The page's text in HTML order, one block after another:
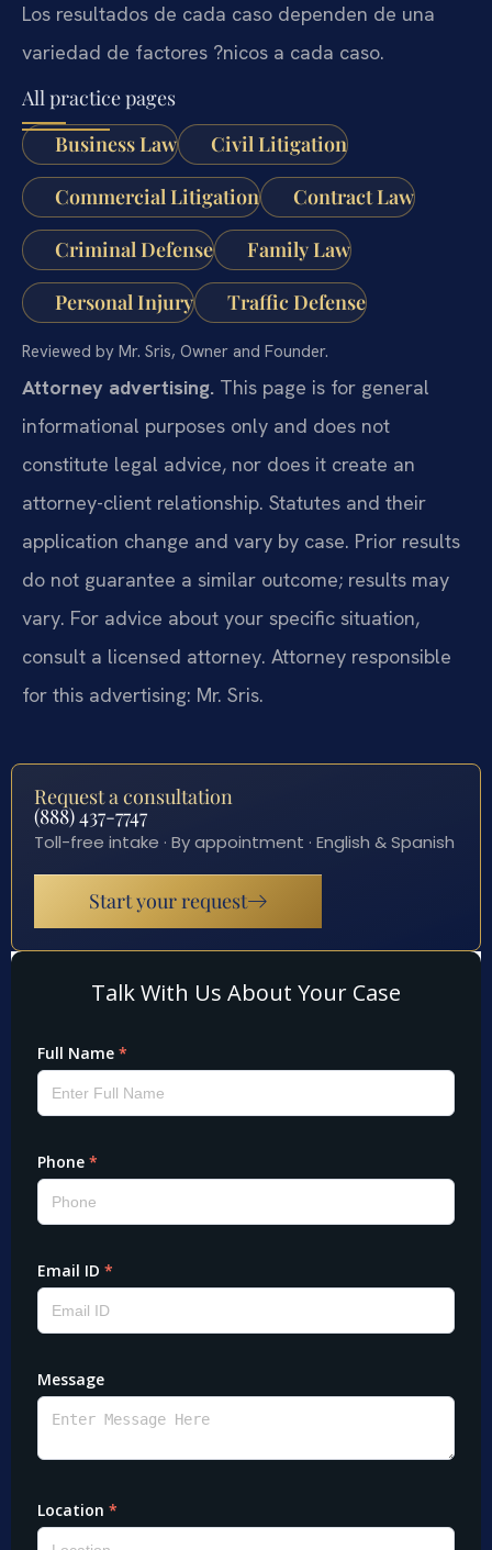
Los resultados de cada caso dependen de una
variedad de factores ?nicos a cada caso.
All practice pages
Business Law
Civil Litigation
Commercial Litigation Contract Law
Criminal Defense Family Law
Personal Injury Traffic Defense
Reviewed by Mr. Sris, Owner and Founder.
Attorney advertising. This page is for general
informational purposes only and does not
constitute legal advice, nor does it create an
attorney-client relationship. Statutes and their
application change and vary by case. Prior results
do not guarantee a similar outcome; results may
vary. For advice about your specific situation,
consult a licensed attorney. Attorney responsible
for this advertising: Mr. Sris.
Request a consultation
(888) 437-7747
Toll-free intake · By appointment · English & Spanish
Start your request